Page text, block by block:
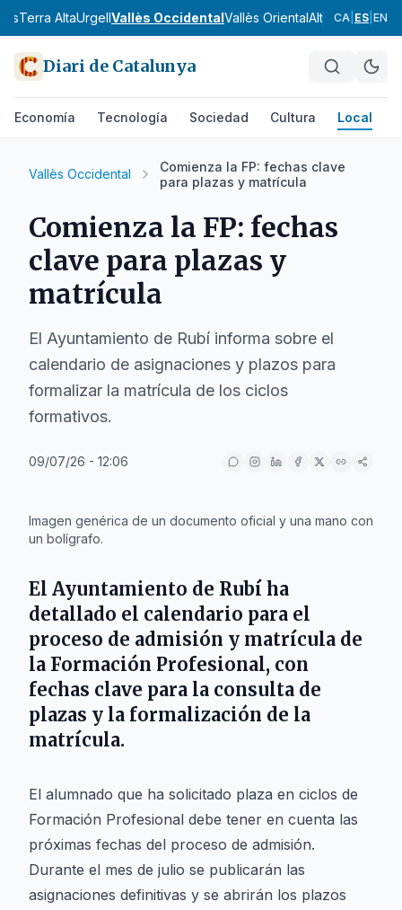
Terra AltaUrgellVallès OccidentalVallès OrientalAlt CampAlt
CA ES EN
Diari de Catalunya
Economía Tecnología Sociedad Cultura Local
Vallès Occidental
Comienza la FP: fechas clave
para plazas y matrícula
Comienza la FP: fechas
clave para plazas y
matrícula
El Ayuntamiento de Rubí informa sobre el
calendario de asignaciones y plazos para
formalizar la matrícula de los ciclos
formativos.
09/07/26 - 12:06
Imagen genérica de un documento oficial y una mano con
un bolígrafo.
El Ayuntamiento de Rubí ha
detallado el calendario para el
proceso de admisión y matrícula de
la Formación Profesional, con
fechas clave para la consulta de
plazas y la formalización de la
matrícula.
El alumnado que ha solicitado plaza en ciclos de
Formación Profesional debe tener en cuenta las
próximas fechas del proceso de admisión.
Durante el mes de julio se publicarán las
asignaciones definitivas y se abrirán los plazos